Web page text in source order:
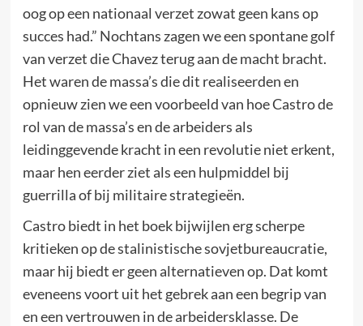
oog op een nationaal verzet zowat geen kans op
succes had.” Nochtans zagen we een spontane golf
van verzet die Chavez terug aan de macht bracht.
Het waren de massa’s die dit realiseerden en
opnieuw zien we een voorbeeld van hoe Castro de
rol van de massa’s en de arbeiders als
leidinggevende kracht in een revolutie niet erkent,
maar hen eerder ziet als een hulpmiddel bij
guerrilla of bij militaire strategieën.
Castro biedt in het boek bijwijlen erg scherpe
kritieken op de stalinistische sovjetbureaucratie,
maar hij biedt er geen alternatieven op. Dat komt
eveneens voort uit het gebrek aan een begrip van
en een vertrouwen in de arbeidersklasse. De